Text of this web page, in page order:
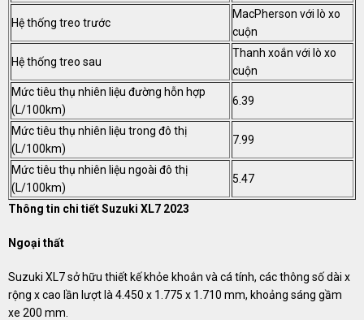
Hệ thống treo trước
MacPherson với lò xo
cuộn
Hệ thống treo sau
Thanh xoắn với lò xo
cuộn
Mức tiêu thụ nhiên liệu đường hỗn hợp
(L/100km)
6.39
Mức tiêu thụ nhiên liệu trong đô thị
(L/100km)
7.99
Mức tiêu thụ nhiên liệu ngoài đô thị
(L/100km)
5.47
Thông tin chi tiết Suzuki XL7 2023
Ngoại thất
Suzuki XL7 sở hữu thiết kế khỏe khoắn và cá tính, các thông số dài x
rộng x cao lần lượt là 4.450 x 1.775 x 1.710 mm, khoảng sáng gầm
xe 200 mm.